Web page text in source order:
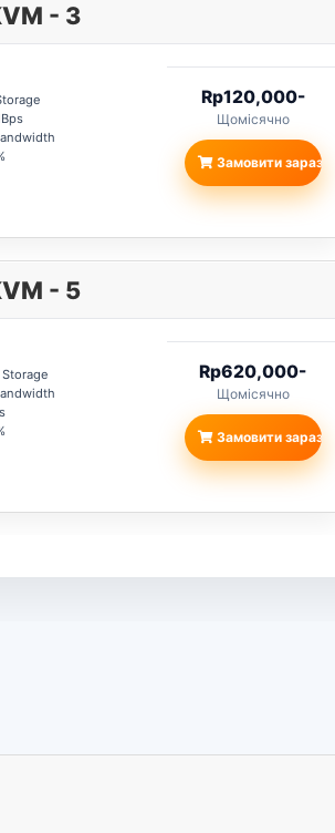
- 3
Rp120,000-
Щомісячно
Замовити зараз
- 5
Storage
Rp620,000-
Щомісячно
Замовити зараз